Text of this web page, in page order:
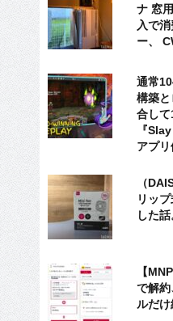
ナ 窓
入で
ー、
通常
構築
合し
『
アプ
（
リッ
した話
【
で解
ルだ